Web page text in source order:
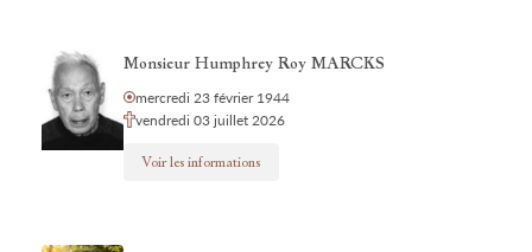
Monsieur Humphrey Roy MARCKS
mercredi 23 février 1944
vendredi 03 juillet 2026
Voir les informations